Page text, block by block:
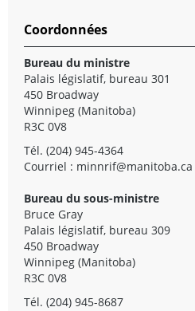
Coordonnées
Bureau du ministre
Palais législatif, bureau 301
450 Broadway
Winnipeg (Manitoba)
R3C 0V8
Tél. (204) 945-4364
Courriel : minnrif@manitoba.ca
Bureau du sous-ministre
Bruce Gray
Palais législatif, bureau 309
450 Broadway
Winnipeg (Manitoba)
R3C 0V8
Tél. (204) 945-8687